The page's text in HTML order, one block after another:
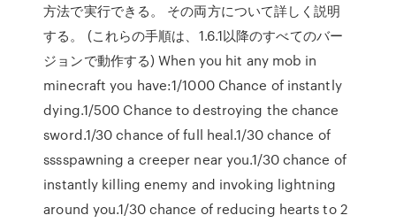
方法で実行できる。 その両方について詳しく説明
する。 (これらの手順は、1.6.1以降のすべてのバー
ジョンで動作する) When you hit any mob in
minecraft you have:1/1000 Chance of instantly
dying.1/500 Chance to destroying the chance
sword.1/30 chance of full heal.1/30 chance of
sssspawning a creeper near you.1/30 chance of
instantly killing enemy and invoking lightning
around you.1/30 chance of reducing hearts to 2